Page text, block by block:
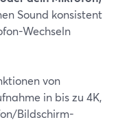
Sound konsistent
Wechseln
von
in bis zu 4K,
Bildschirm-